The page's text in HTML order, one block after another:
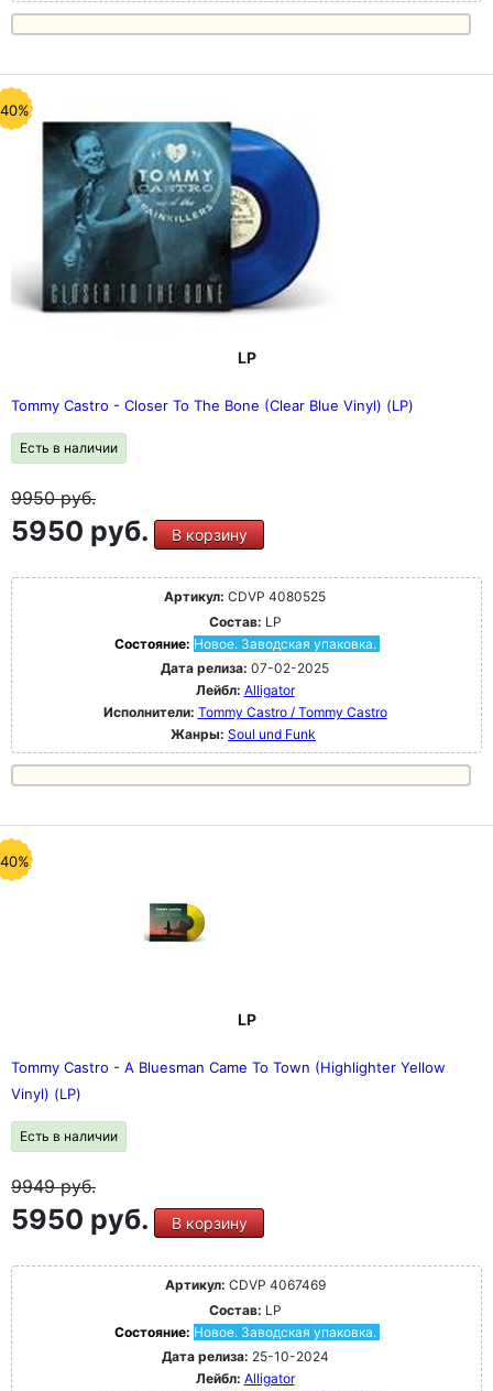
LP
Tommy Castro - Closer To The Bone (Clear Blue Vinyl) (LP)
Есть в наличии
9950руб.
5950 руб. В корзину
Артикул: CDVP 4080525
Состав: LP
Состояние: Новое. Заводская упаковка.
Дата релиза: 07-02-2025
Лейбл: Alligator
Исполнители: Tommy Castro / Tommy Castro
Жанры: Soul und Funk
LP
Tommy Castro - A Bluesman Came To Town (Highlighter Yellow
Vinyl) (LP)
Есть в наличии
9949руб.
5950 руб. В корзину
Артикул: CDVP 4067469
Состав: LP
Состояние: Новое. Заводская упаковка.
Дата релиза: 25-10-2024
Лейбл: Alligator